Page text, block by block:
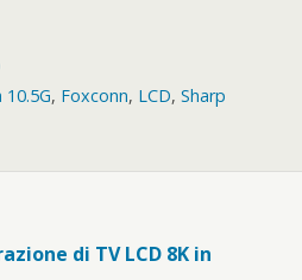
10.5G, Foxconn, LCD, Sharp
di TV LCD 8K in